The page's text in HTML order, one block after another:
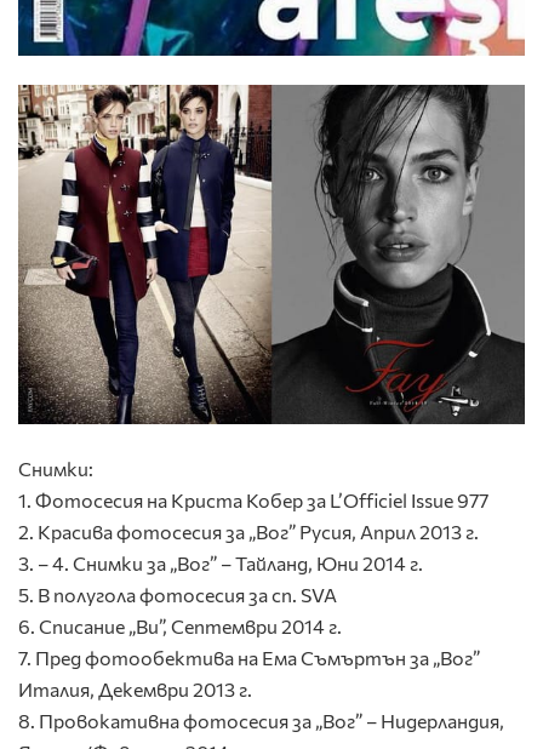
Снимки:
1. Фотосесия на Криста Кобер за L’Officiel Issue 977
2. Красива фотосесия за „Вог” Русия, Април 2013 г.
3. – 4. Снимки за „Вог” – Тайланд, Юни 2014 г.
5. В полугола фотосесия за сп. SVA
6. Списание „Ви”, Септември 2014 г.
7. Пред фотообектива на Ема Съмъртън за „Вог”
Италия, Декември 2013 г.
8. Провокативна фотосесия за „Вог” – Нидерландия,